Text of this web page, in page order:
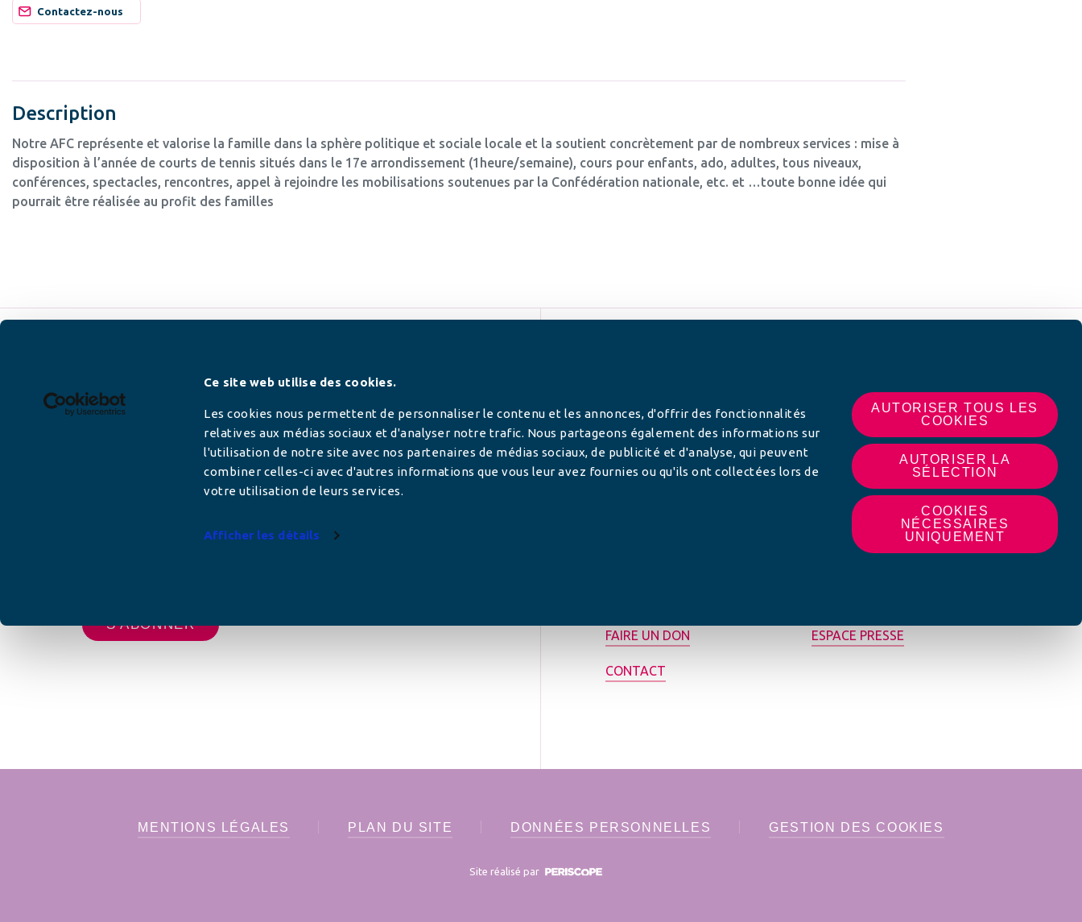
Ce site web utilise des cookies.
Les cookies nous permettent de personnaliser le contenu et les annonces, d'offrir des fonctionnalités
relatives aux médias sociaux et d'analyser notre trafic. Nous partageons également des informations sur
l'utilisation de notre site avec nos partenaires de médias sociaux, de publicité et d'analyse, qui peuvent
combiner celles-ci avec d'autres informations que vous leur avez fournies ou qu'ils ont collectées lors de
votre utilisation de leurs services.
Afficher les détails
AUTORISER TOUS LES
COOKIES
AUTORISER LA
SÉLECTION
COOKIES
NÉCESSAIRES
UNIQUEMENT
Contactez-nous
Description
Notre AFC représente et valorise la famille dans la sphère politique et sociale locale et la soutient concrètement par de nombreux services : mise à
disposition à l’année de courts de tennis situés dans le 17e arrondissement (1heure/semaine), cours pour enfants, ado, adultes, tous niveaux,
conférences, spectacles, rencontres, appel à rejoindre les mobilisations soutenues par la Confédération nationale, etc. et …toute bonne idée qui
pourrait être réalisée au profit des familles
Newsletter
FAIRE UN DON ESPACE PRESSE
CONTACT
MENTIONS LÉGALES PLAN DU SITE DONNÉES PERSONNELLES GESTION DES COOKIES
Site réalisé par